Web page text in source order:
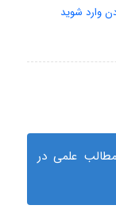
وارد شوید
علمی در